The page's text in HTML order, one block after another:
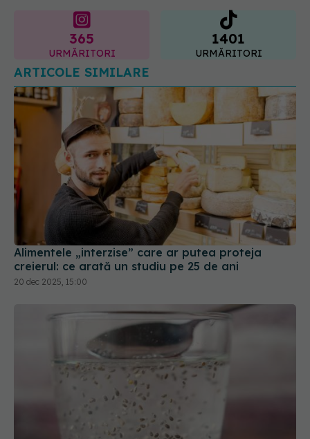
365
URMĂRITORI
1401
URMĂRITORI
ARTICOLE SIMILARE
Alimentele „interzise” care ar putea proteja
creierul: ce arată un studiu pe 25 de ani
20 dec 2025, 15:00